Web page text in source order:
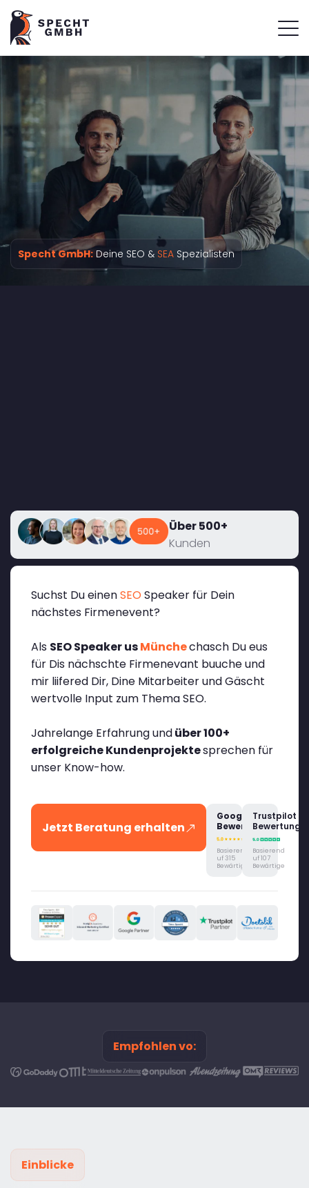
Specht GmbH: Deine SEO & SEA Spezialisten
Über 500+
Kunden
Suchst Du einenSEO Speaker für Dein
nächstes Firmenevent?
Als SEO Speaker usMünchechasch Du eus
für Dis nächschte Firmenevant buuche und
mir liifered Dir, Dine Mitarbeiter und Gäscht
wertvolle Input zum Thema SEO.
Jahrelange Erfahrung undüber 100+
erfolgreiche Kundenprojektesprechen für
unser Know-how.
Jetzt Beratung erhalten
Google
Bewertung
Basierend
uf 315
Bewärtige
Trustpilot
Bewertung
Basierend
uf 107
Bewärtige
Empfohlen vo:
Einblicke